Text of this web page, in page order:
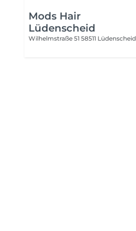
Mods Hair
Lüdenscheid
Wilhelmstraße 51 58511 Lüdenscheid